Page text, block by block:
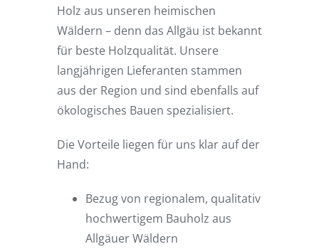
Holz aus unseren heimischen
Wäldern – denn das Allgäu ist bekannt
für beste Holzqualität. Unsere
langjährigen Lieferanten stammen
aus der Region und sind ebenfalls auf
ökologisches Bauen spezialisiert.
Die Vorteile liegen für uns klar auf der
Hand:
Bezug von regionalem, qualitativ
hochwertigem Bauholz aus
Allgäuer Wäldern